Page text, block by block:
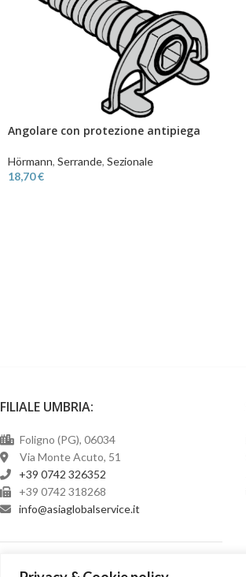
Angolare con protezione antipiega
Hörmann, Serrande, Sezionale
18,70€
FILIALE UMBRIA:
Foligno (PG), 06034
Via Monte Acuto, 51
+39 0742 326352
+39 0742 318268
ti.ecivreslabolgaisa
@ofni
Seguici su: